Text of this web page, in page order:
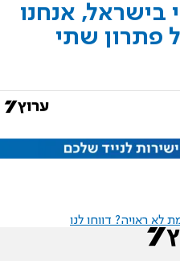
בישראל, אנחנו
פתרון שתי
לא ראויה? דווחו לנו